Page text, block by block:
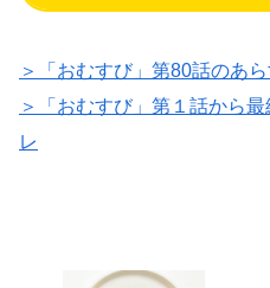
＞「おむすび」第80話のあ
＞「おむすび」第１話から
レ